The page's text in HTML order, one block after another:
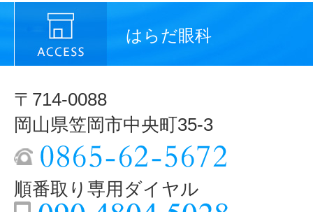
はらだ眼科
〒714-0088
岡山県笠岡市中央町35-3
順番取り専用ダイヤル